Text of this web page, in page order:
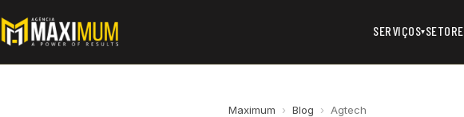
SERVIÇOS▾
Maximum › Blog › Agtech